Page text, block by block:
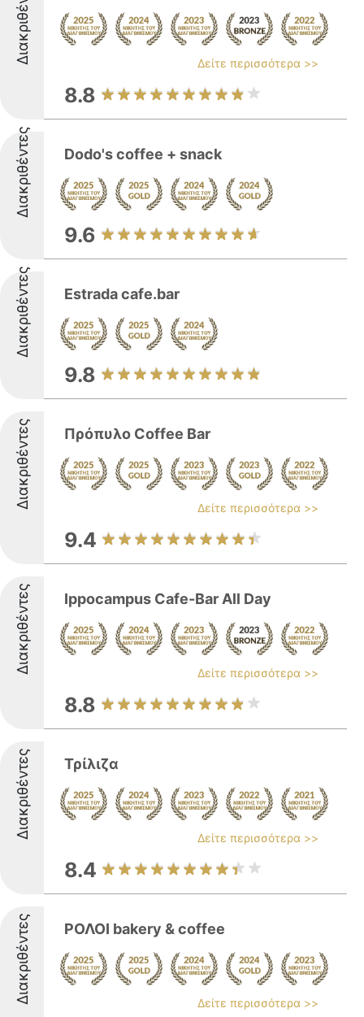
Διακριθέντες Δείτε περισσότερα >>
8.8
Διακριθέντες Dodo's coffee + snack
9.6
Διακριθέντες Estrada cafe.bar
9.8
Διακριθέντες Πρόπυλο Coffee Bar
Δείτε περισσότερα >>
9.4
Διακριθέντες Ippocampus Cafe-Bar All Day
Δείτε περισσότερα >>
8.8
Διακριθέντες Τρίλιζα
Δείτε περισσότερα >>
8.4
Διακριθέντες ΡΟΛΟΙ bakery & coffee
Δείτε περισσότερα >>